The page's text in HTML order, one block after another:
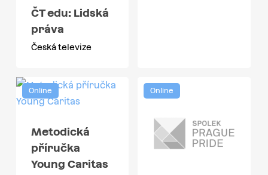
ČT edu: Lidská
práva
Česká televize
Online
Metodická
příručka
Young Caritas
Online